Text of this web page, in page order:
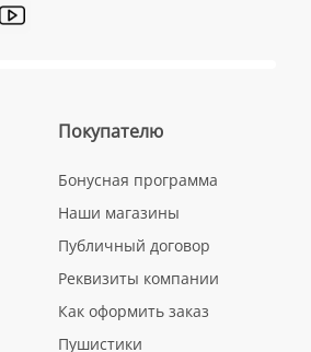
Покупателю
Бонусная программа
Наши магазины
Публичный договор
Реквизиты компании
Как оформить заказ
Пушистики